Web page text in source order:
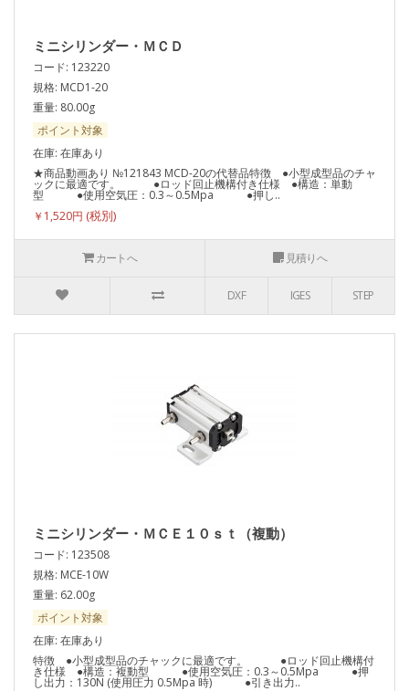
ミニシリンダー・ＭＣＤ
コード: 123220
規格: MCD1-20
重量: 80.00g
ポイント対象
在庫: 在庫あり
★商品動画あり №121843 MCD-20の代替品特徴 ●小型成型品のチャ
ックに最適です。 ●ロッド回止機構付き仕様 ●構造：単動
型 ●使用空気圧：0.3～0.5Mpa ●押し..
￥1,520円
カートへ 見積りへ
DXF IGES STEP
ミニシリンダー・ＭＣＥ１０ｓｔ（複動）
コード: 123508
規格: MCE-10W
重量: 62.00g
ポイント対象
在庫: 在庫あり
特徴 ●小型成型品のチャックに最適です。 ●ロッド回止機構付
き仕様 ●構造：複動型 ●使用空気圧：0.3～0.5Mpa ●押
し出力：130N (使用圧力 0.5Mpa 時) ●引き出力..